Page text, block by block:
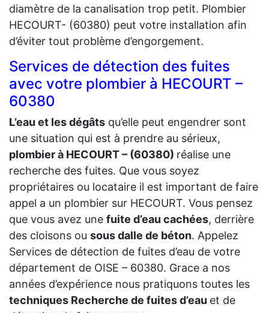
diamètre de la canalisation trop petit. Plombier
HECOURT- (60380) peut votre installation afin
d’éviter tout problème d’engorgement.
Services de détection des fuites
avec votre plombier à HECOURT –
60380
L’eau et les dégâts qu’elle peut engendrer sont
une situation qui est à prendre au sérieux,
plombier à HECOURT – (60380) réalise une
recherche des fuites. Que vous soyez
propriétaires ou locataire il est important de faire
appel a un plombier sur HECOURT. Vous pensez
que vous avez une fuite d’eau cachées, derrière
des cloisons ou sous dalle de béton. Appelez
Services de détection de fuites d’eau de votre
département de OISE – 60380. Grace a nos
années d’expérience nous pratiquons toutes les
techniques Recherche de fuites d’eau et de